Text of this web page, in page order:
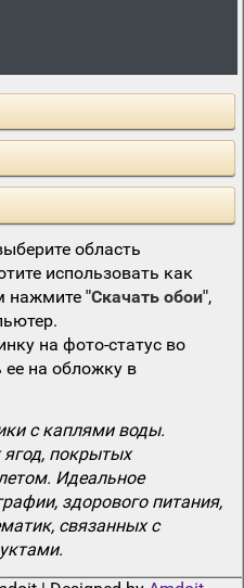
область
использовать как
нажмите "Скачать обои",
на фото-статус во
ее на обложку в
с каплями воды.
покрытых
Идеальное
здорового питания,
связанных с